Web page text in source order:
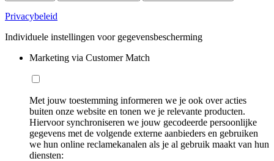
Privacybeleid
Individuele instellingen voor gegevensbescherming
Marketing via Customer Match
Met jouw toestemming informeren we je ook over acties
buiten onze website en tonen we je relevante producten.
Hiervoor synchroniseren we jouw gecodeerde persoonlijke
gegevens met de volgende externe aanbieders en gebruiken
we hun online reclamekanalen als je al gebruik maakt van hun
diensten: